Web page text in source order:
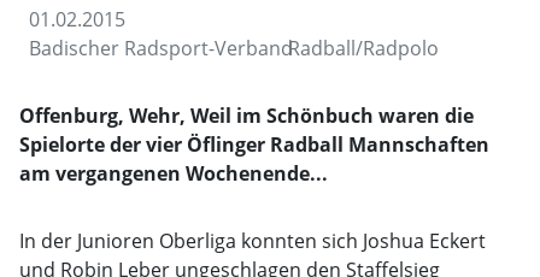
01.02.2015
Badischer Radsport-VerbandRadball/Radpolo
Offenburg, Wehr, Weil im Schönbuch waren die
Spielorte der vier Öflinger Radball Mannschaften
am vergangenen Wochenende...
In der Junioren Oberliga konnten sich Joshua Eckert
und Robin Leber ungeschlagen den Staffelsieg